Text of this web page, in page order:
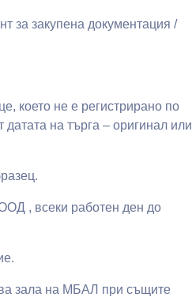
за закупена документация /
което не е регистрирано по
на търга – оригинал или
, всеки работен ден до
зала на МБАЛ при същите